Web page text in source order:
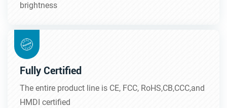
brightness
Fully Certified
The entire product line is CE, FCC, RoHS,CB,CCC,and
HMDI certified